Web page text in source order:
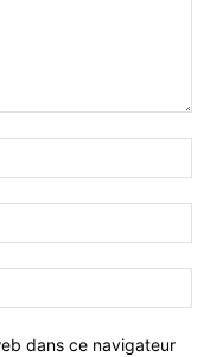
dans ce navigateur